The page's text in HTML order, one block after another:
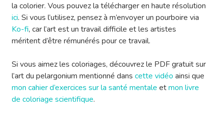
la colorier. Vous pouvez la télécharger en haute résolution
ici. Si vous l’utilisez, pensez à m’envoyer un pourboire via
Ko-fi, car l’art est un travail difficile et les artistes
méritent d’être rémunérés pour ce travail.
Si vous aimez les coloriages, découvrez le PDF gratuit sur
l’art du pelargonium mentionné dans cette vidéo ainsi que
mon cahier d’exercices sur la santé mentale etmon livre
de coloriage scientifique.